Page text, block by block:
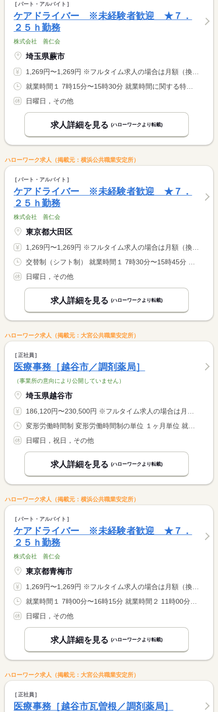
パート・アルバイト
ケアドライバー ※未経験者歓迎 ★７．
２５ｈ勤務
株式会社 善仁会
埼玉県蕨市
1,269円〜1,269円 ※フルタイム求人の場合は月額（換算額）、パート求人の場合は時間額を表示しています。
日曜日，その他
求人詳細を見る (ハローワークより転載)
ハローワーク求人（掲載元：横浜公共職業安定所）
パート・アルバイト
ケアドライバー ※未経験者歓迎 ★７．
２５ｈ勤務
株式会社 善仁会
東京都大田区
1,269円〜1,269円 ※フルタイム求人の場合は月額（換算額）、パート求人の場合は時間額を表示しています。
日曜日，その他
求人詳細を見る (ハローワークより転載)
ハローワーク求人（掲載元：大宮公共職業安定所）
正社員
医療事務［越谷市／調剤薬局］
（事業所の意向により公開していません）
埼玉県越谷市
186,120円〜230,500円 ※フルタイム求人の場合は月額（換算額）、パート求人の場合は時間額を表示しています。
日曜日，祝日，その他
求人詳細を見る (ハローワークより転載)
ハローワーク求人（掲載元：横浜公共職業安定所）
パート・アルバイト
ケアドライバー ※未経験者歓迎 ★７．
２５ｈ勤務
株式会社 善仁会
東京都青梅市
1,269円〜1,269円 ※フルタイム求人の場合は月額（換算額）、パート求人の場合は時間額を表示しています。
日曜日，その他
求人詳細を見る (ハローワークより転載)
ハローワーク求人（掲載元：大宮公共職業安定所）
正社員
医療事務［越谷市瓦曽根／調剤薬局］